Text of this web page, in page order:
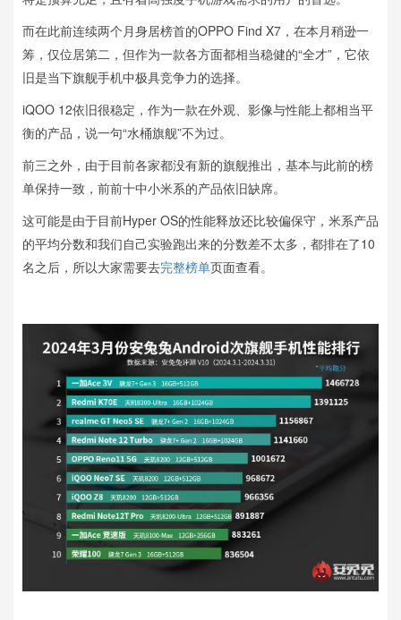
而在此前连续两个月身居榜首的OPPO Find X7，在本月稍逊一
筹，仅位居第二，但作为一款各方面都相当稳健的“全才”，它依
旧是当下旗舰手机中极具竞争力的选择。
iQOO 12依旧很稳定，作为一款在外观、影像与性能上都相当平
衡的产品，说一句“水桶旗舰”不为过。
前三之外，由于目前各家都没有新的旗舰推出，基本与此前的榜
单保持一致，前前十中小米系的产品依旧缺席。
这可能是由于目前Hyper OS的性能释放还比较偏保守，米系产品
的平均分数和我们自己实验跑出来的分数差不太多，都排在了10
名之后，所以大家需要去完整榜单页面查看。